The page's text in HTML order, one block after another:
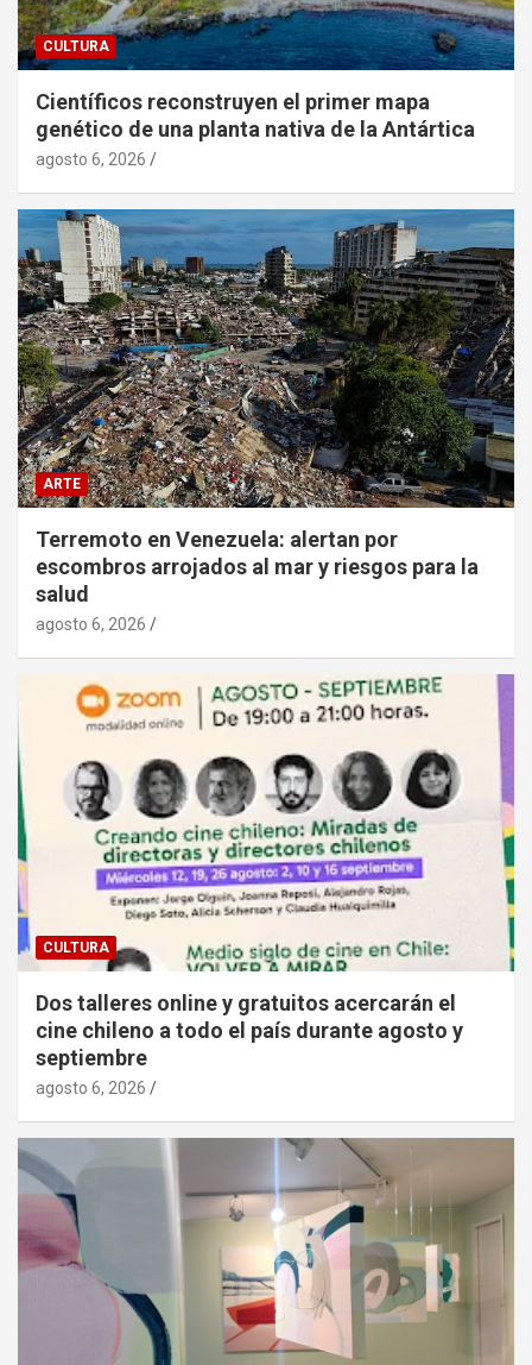
CULTURA
Científicos reconstruyen el primer mapa
genético de una planta nativa de la Antártica
agosto 6, 2026
ARTE
Terremoto en Venezuela: alertan por
escombros arrojados al mar y riesgos para la
salud
agosto 6, 2026
CULTURA
Dos talleres online y gratuitos acercarán el
cine chileno a todo el país durante agosto y
septiembre
agosto 6, 2026